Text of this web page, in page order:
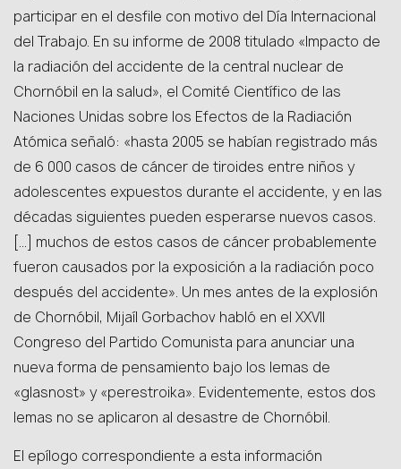
participar en el desfile con motivo del Día Internacional
del Trabajo. En su informe de 2008 titulado «Impacto de
la radiación del accidente de la central nuclear de
Chornóbil en la salud», el Comité Científico de las
Naciones Unidas sobre los Efectos de la Radiación
Atómica señaló: «hasta 2005 se habían registrado más
de 6 000 casos de cáncer de tiroides entre niños y
adolescentes expuestos durante el accidente, y en las
décadas siguientes pueden esperarse nuevos casos.
[…] muchos de estos casos de cáncer probablemente
fueron causados por la exposición a la radiación poco
después del accidente». Un mes antes de la explosión
de Chornóbil, Mijaíl Gorbachov habló en el XXVII
Congreso del Partido Comunista para anunciar una
nueva forma de pensamiento bajo los lemas de
«glasnost» y «perestroika». Evidentemente, estos dos
lemas no se aplicaron al desastre de Chornóbil.
El epílogo correspondiente a esta información